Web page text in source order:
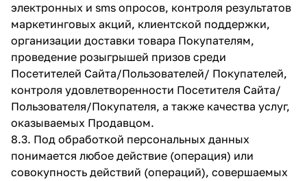
электронных и sms опросов, контроля результатов
маркетинговых акций, клиентской поддержки,
организации доставки товара Покупателям,
проведение розыгрышей призов среди
Посетителей Сайта/Пользователей/ Покупателей,
контроля удовлетворенности Посетителя Сайта/
Пользователя/Покупателя, а также качества услуг,
оказываемых Продавцом.
8.3. Под обработкой персональных данных
понимается любое действие (операция) или
совокупность действий (операций), совершаемых